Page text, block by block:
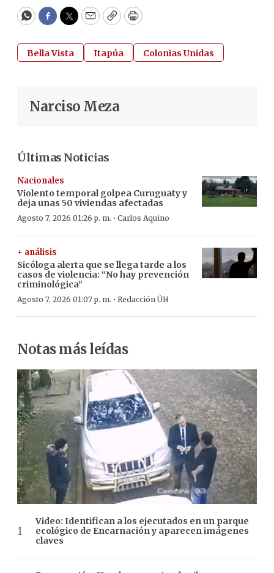
WhatsApp
Facebook
Twitter
EmailCopyPrint
Bella Vista Itapúa Colonias Unidas
Narciso Meza
Últimas Noticias
Nacionales
Violento temporal golpea Curuguaty y
deja unas 50 viviendas afectadas
Agosto 7, 2026 01:26 p. m. · Carlos Aquino
+ análisis
Sicóloga alerta que se llega tarde a los
casos de violencia: “No hay prevención
criminológica”
Agosto 7, 2026 01:07 p. m. · Redacción ÚH
Notas más leídas
Video: Identifican a los ejecutados en un parque
ecológico de Encarnación y aparecen imágenes
claves